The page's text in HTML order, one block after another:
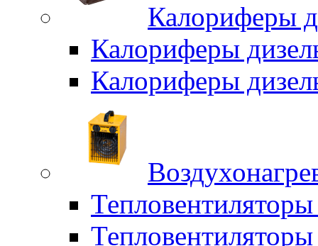
Калориферы
Калориферы
Калориферы
Тепловентиляторы